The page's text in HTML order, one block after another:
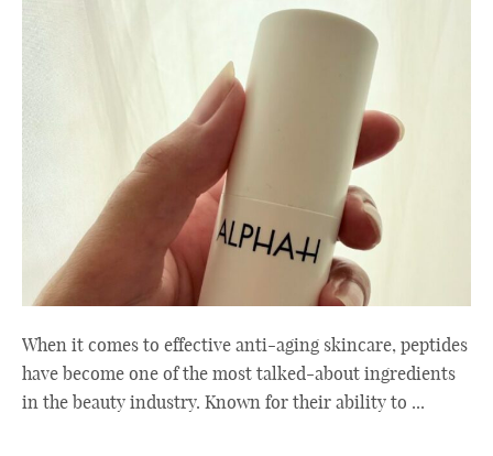
When it comes to effective anti-aging skincare, peptides
have become one of the most talked-about ingredients
in the beauty industry. Known for their ability to ...